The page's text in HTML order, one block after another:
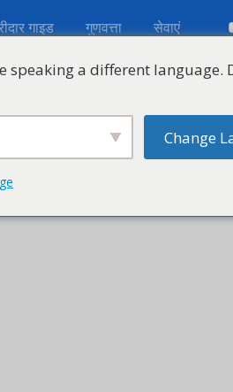
गाइड गुणवत्ता सेवाएं
a different language. Do
Change